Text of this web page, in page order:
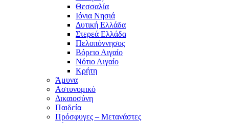
Θεσσαλία
Ιόνια Νησιά
Δυτική Ελλάδα
Στερεά Ελλάδα
Πελοπόννησος
Βόρειο Αιγαίο
Νότιο Αιγαίο
Κρήτη
Άμυνα
Αστυνομικό
Δικαιοσύνη
Παιδεία
Πρόσφυγες – Μετανάστες